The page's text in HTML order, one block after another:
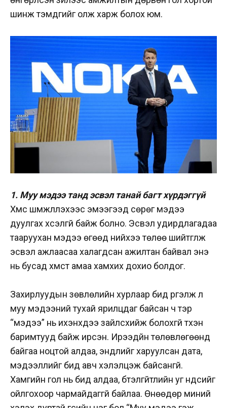
шинж тэмдгийг олж харж болох юм.
1. Муу мэдээ танд эсвэл танай багт хүрдэггүй
Хүмүүс шүүмжлүүлэхээс эмээгээд сөрөг мэдээ
дуулгах хүсэлгүй байж болно. Эсвэл удирдлагадаа
тааруухан мэдээ өгөөд үүнийхээ төлөө шийтгүүлж
эсвэл ажлаасаа халагдсан ажилтан байвал энэ
нь бусад хүмүүст амаа хамхих дохио болдог.
Захирлуудын зөвлөлийн хурлаар бид үргэлж л
муу мэдээний тухай ярилцдаг байсан ч тэр
“мэдээ” нь ихэнхдээ зайлсхийж болохгүй түүхэн
баримтууд байж ирсэн. Ирээдүйн төлөвлөгөөнд
байгаа ноцтой алдаа, эндлийг харуулсан дата,
мэдээллийг бид авч хэлэлцэж байсангүй.
Хамгийн гол нь бид алдаа, бүтэлгүйтлийн уг үндсийг
ойлгохоор чармайдаггүй байлаа. Өнөөдөр миний